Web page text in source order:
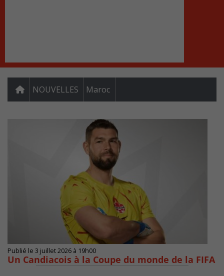
NOUVELLES Maroc
Publié le 3 juillet 2026 à 19h00
Un Candiacois à la Coupe du monde de la FIFA